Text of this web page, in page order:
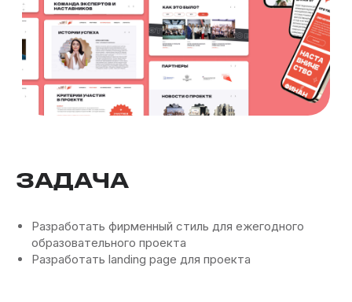
ЗАДАЧА
Разработать фирменный стиль для ежегодного
образовательного проекта
Разработать landing page для проекта